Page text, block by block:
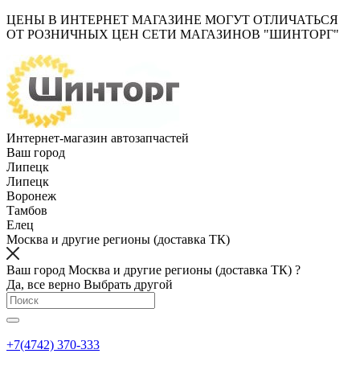
ЦЕНЫ В ИНТЕРНЕТ МАГАЗИНЕ МОГУТ ОТЛИЧАТЬСЯ
ОТ РОЗНИЧНЫХ ЦЕН СЕТИ МАГАЗИНОВ "ШИНТОРГ"
Интернет-магазин автозапчастей
Ваш город
Липецк
Липецк
Воронеж
Тамбов
Елец
Москва и другие регионы (доставка ТК)
Ваш город Москва и другие регионы (доставка ТК) ?
Да, все верно Выбрать другой
+7(4742) 370-333